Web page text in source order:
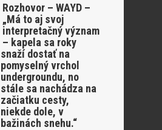
Rozhovor – WAYD –
„Má to aj svoj
interpretačný význam
– kapela sa roky
snaží dostať na
pomyselný vrchol
undergroundu, no
stále sa nachádza na
začiatku cesty,
niekde dole, v
bažinách snehu.“